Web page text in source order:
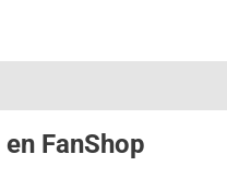
en FanShop